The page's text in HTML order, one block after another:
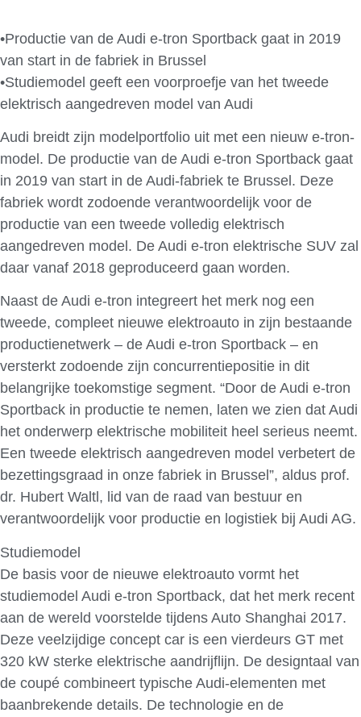
•Productie van de Audi e-tron Sportback gaat in 2019
van start in de fabriek in Brussel
•Studiemodel geeft een voorproefje van het tweede
elektrisch aangedreven model van Audi
Audi breidt zijn modelportfolio uit met een nieuw e-tron-
model. De productie van de Audi e-tron Sportback gaat
in 2019 van start in de Audi-fabriek te Brussel. Deze
fabriek wordt zodoende verantwoordelijk voor de
productie van een tweede volledig elektrisch
aangedreven model. De Audi e-tron elektrische SUV zal
daar vanaf 2018 geproduceerd gaan worden.
Naast de Audi e-tron integreert het merk nog een
tweede, compleet nieuwe elektroauto in zijn bestaande
productienetwerk – de Audi e-tron Sportback – en
versterkt zodoende zijn concurrentiepositie in dit
belangrijke toekomstige segment. “Door de Audi e-tron
Sportback in productie te nemen, laten we zien dat Audi
het onderwerp elektrische mobiliteit heel serieus neemt.
Een tweede elektrisch aangedreven model verbetert de
bezettingsgraad in onze fabriek in Brussel”, aldus prof.
dr. Hubert Waltl, lid van de raad van bestuur en
verantwoordelijk voor productie en logistiek bij Audi AG.
Studiemodel
De basis voor de nieuwe elektroauto vormt het
studiemodel Audi e-tron Sportback, dat het merk recent
aan de wereld voorstelde tijdens Auto Shanghai 2017.
Deze veelzijdige concept car is een vierdeurs GT met
320 kW sterke elektrische aandrijflijn. De designtaal van
de coupé combineert typische Audi-elementen met
baanbrekende details. De technologie en de